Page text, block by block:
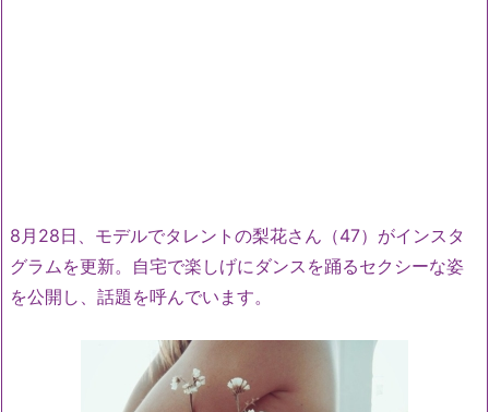
8月28日、モデルでタレントの梨花さん（47）がインスタ
グラムを更新。自宅で楽しげにダンスを踊るセクシーな姿
を公開し、話題を呼んでいます。